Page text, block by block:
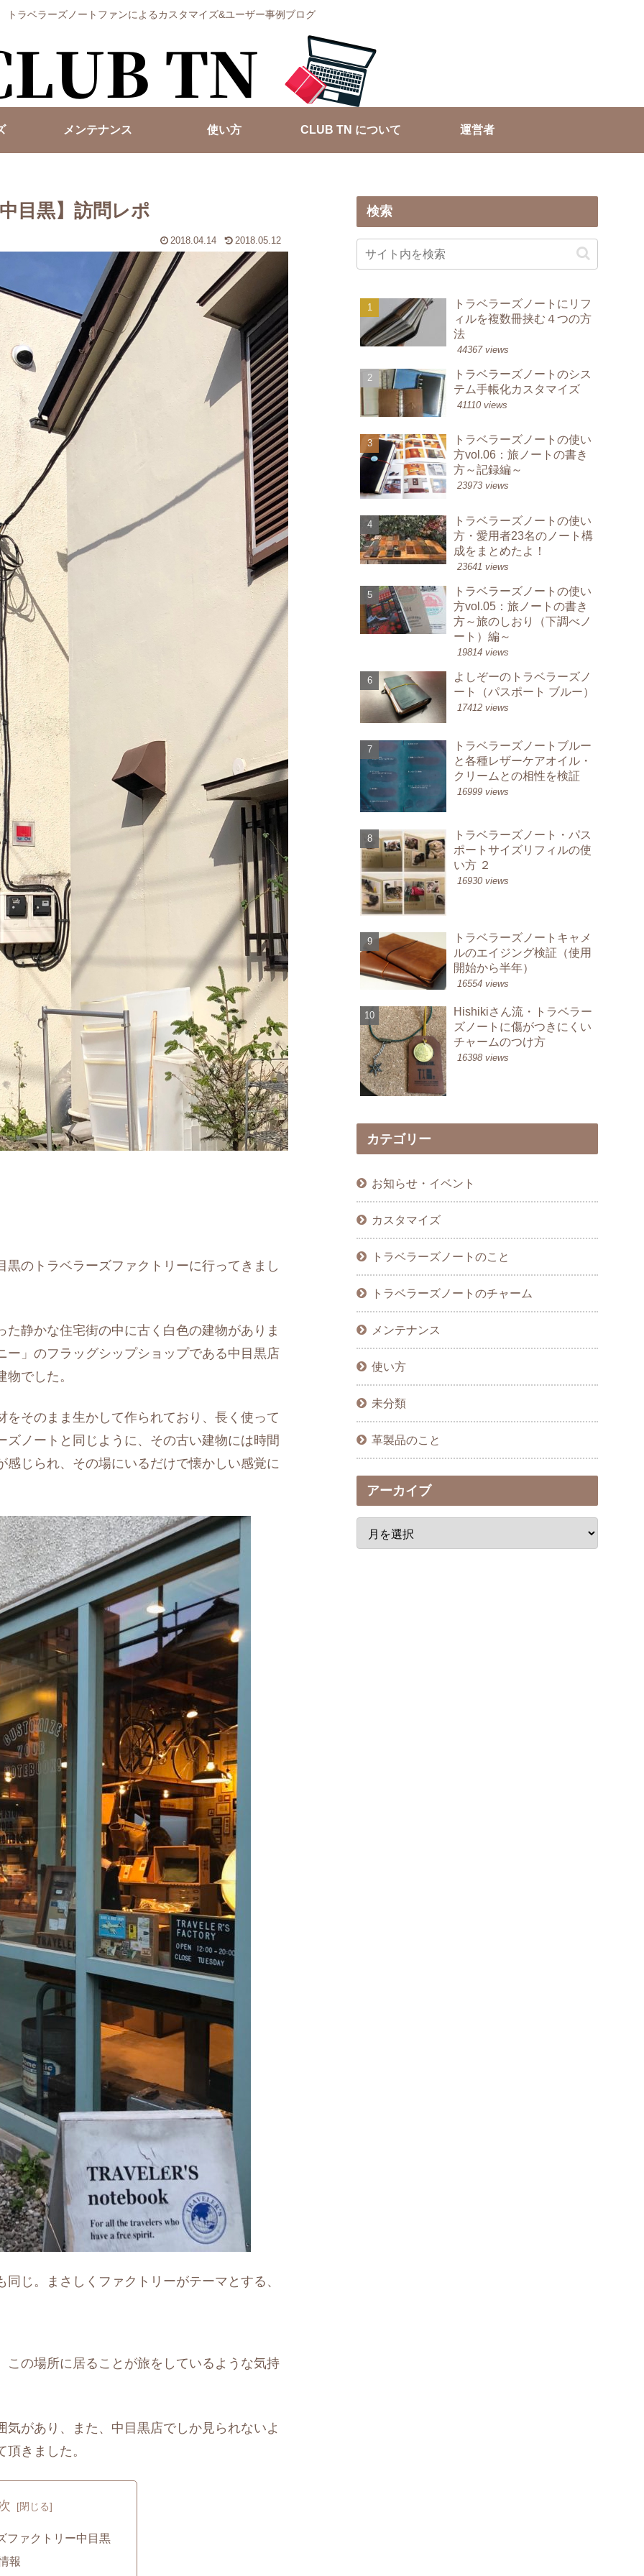
トラベラーズノートファンによるカスタマイズ&ユーザー事例ブログ
メンテナンス 使い方 CLUB TN について 運営者
目黒】訪問レポ
2018.04.14 2018.05.12
のトラベラーズファクトリーに行ってきまし
静かな住宅街の中に古く白色の建物がありま
」のフラッグシップショップである中目黒店
でした。
そのまま生かして作られており、長く使って
ノートと同じように、その古い建物には時間
じられ、その場にいるだけで懐かしい感覚に
じ。まさしくファクトリーがテーマとする、
の場所に居ることが旅をしているような気持
があり、また、中目黒店でしか見られないよ
きました。
ファクトリー中目黒
報
検索
トラベラーズノートにリフ
ィルを複数冊挟む４つの方
法
44367 views
トラベラーズノートのシス
テム手帳化カスタマイズ
41110 views
トラベラーズノートの使い
方vol.06：旅ノートの書き
方～記録編～
23973 views
トラベラーズノートの使い
方・愛用者23名のノート構
成をまとめたよ！
23641 views
トラベラーズノートの使い
方vol.05：旅ノートの書き
方～旅のしおり（下調べノ
ート）編～
19814 views
よしぞーのトラベラーズノ
ート（パスポート ブルー）
17412 views
トラベラーズノートブルー
と各種レザーケアオイル・
クリームとの相性を検証
16999 views
トラベラーズノート・パス
ポートサイズリフィルの使
い方 ２
16930 views
トラベラーズノートキャメ
ルのエイジング検証（使用
開始から半年）
16554 views
Hishikiさん流・トラベラー
ズノートに傷がつきにくい
チャームのつけ方
16398 views
カテゴリー
お知らせ・イベント
カスタマイズ
トラベラーズノートのこと
トラベラーズノートのチャーム
メンテナンス
使い方
未分類
革製品のこと
アーカイブ